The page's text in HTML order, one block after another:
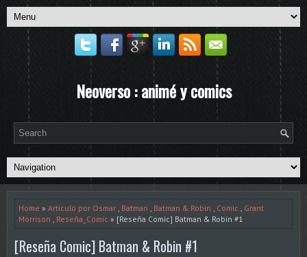
Neoverso : animé y comics
Home » Articulo por Osmar , Batman , Batman & Robin , Comic , Grant
Morrison , Reseña_Comic » [Reseña Comic] Batman & Robin #1
[Reseña Comic] Batman & Robin #1